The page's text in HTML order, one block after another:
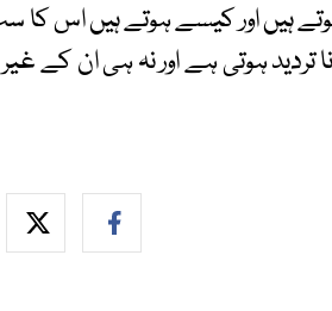
ہیں اور کیسے ہوتے ہیں اس کا
تردید ہوتی ہے اور نہ ہی ان کے